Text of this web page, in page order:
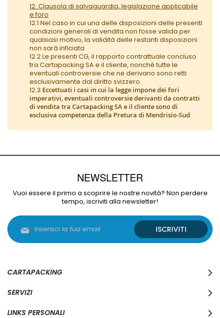
12. Clausola di salvaguardia, legislazione applicabile
e foro
12.1 Nel caso in cui una delle disposizioni delle presenti
condizioni generali di vendita non fosse valida per
qualsiasi motivo, la validità delle restanti disposizioni
non sarà inficiata.
12.2 Le presenti CG, il rapporto contrattuale concluso
tra Cartapacking SA e il cliente, nonché tutte le
eventuali controversie che ne derivano sono retti
esclusivamente dal diritto svizzero.
12.3 Eccettuati i casi in cui la legge impone dei fori
imperativi, eventuali controversie derivanti da contratti
di vendita tra Cartapacking SA e il cliente sono di
esclusiva competenza della Pretura di Mendrisio-Sud.
NEWSLETTER
Vuoi essere il primo a scoprire le nostre novità? Non perdere
tempo, iscriviti alla newsletter!
alla
nostra
ISCRIVITI
CARTAPACKING
SERVIZI
LINKS PERSONALI